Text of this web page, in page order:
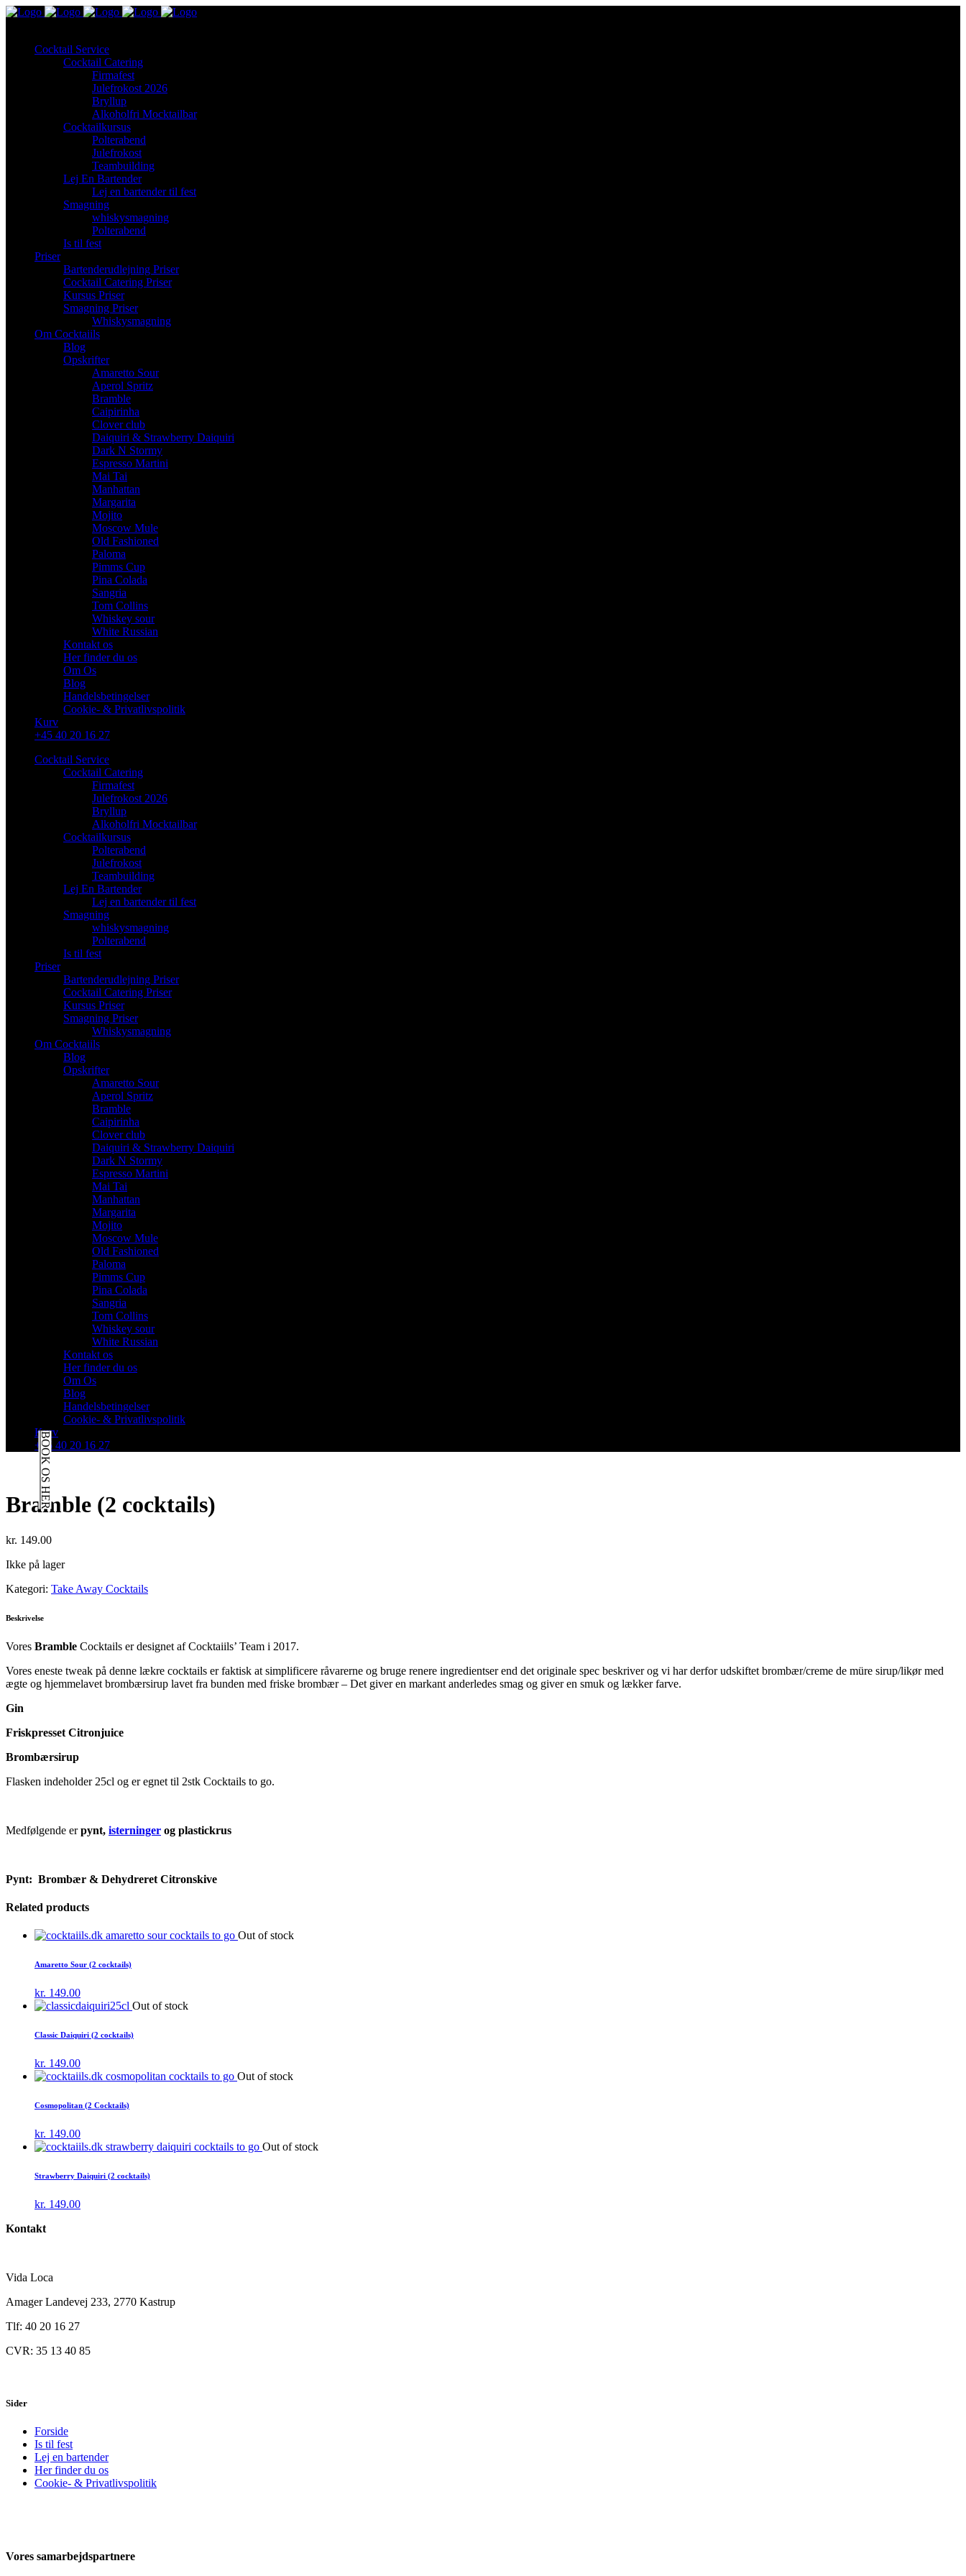
Cocktail Service
Cocktail Catering
Firmafest
Julefrokost 2026
Bryllup
Alkoholfri Mocktailbar
Cocktailkursus
Polterabend
Julefrokost
Teambuilding
Lej En Bartender
Lej en bartender til fest
Smagning
whiskysmagning
Polterabend
Is til fest
Priser
Bartenderudlejning Priser
Cocktail Catering Priser
Kursus Priser
Smagning Priser
Whiskysmagning
Om Cocktaiils
Blog
Opskrifter
Amaretto Sour
Aperol Spritz
Bramble
Caipirinha
Clover club
Daiquiri & Strawberry Daiquiri
Dark N Stormy
Espresso Martini
Mai Tai
Manhattan
Margarita
Mojito
Moscow Mule
Old Fashioned
Paloma
Pimms Cup
Pina Colada
Sangria
Tom Collins
Whiskey sour
White Russian
Kontakt os
Her finder du os
Om Os
Blog
Handelsbetingelser
Cookie- & Privatlivspolitik
Kurv
+45 40 20 16 27
Cocktail Service
Cocktail Catering
Firmafest
Julefrokost 2026
Bryllup
Alkoholfri Mocktailbar
Cocktailkursus
Polterabend
Julefrokost
Teambuilding
Lej En Bartender
Lej en bartender til fest
Smagning
whiskysmagning
Polterabend
Is til fest
Priser
Bartenderudlejning Priser
Cocktail Catering Priser
Kursus Priser
Smagning Priser
Whiskysmagning
Om Cocktaiils
Blog
Opskrifter
Amaretto Sour
Aperol Spritz
Bramble
Caipirinha
Clover club
Daiquiri & Strawberry Daiquiri
Dark N Stormy
Espresso Martini
Mai Tai
Manhattan
Margarita
Mojito
Moscow Mule
Old Fashioned
Paloma
Pimms Cup
Pina Colada
Sangria
Tom Collins
Whiskey sour
White Russian
Kontakt os
Her finder du os
Om Os
Blog
Handelsbetingelser
Cookie- & Privatlivspolitik
Kurv
+45 40 20 16 27
BOOK OS HER
Bramble (2 cocktails)
kr. 149.00
Ikke på lager
Kategori: Take Away Cocktails
Beskrivelse
Vores Bramble Cocktails er designet af Cocktaiils’ Team i 2017.
Vores eneste tweak på denne lækre cocktails er faktisk at simplificere råvarerne og bruge renere ingredientser end det originale spec beskriver og vi har derfor udskiftet brombær/creme de müre sirup/likør med
ægte og hjemmelavet brombærsirup lavet fra bunden med friske brombær – Det giver en markant anderledes smag og giver en smuk og lækker farve.
Gin
Friskpresset Citronjuice
Brombærsirup
Flasken indeholder 25cl og er egnet til 2stk Cocktails to go.
Medfølgende erpynt, isterninger og plastickrus
Pynt: Brombær & Dehydreret Citronskive
Related products
Out of stock
Amaretto Sour (2 cocktails)
kr. 149.00
Out of stock
Classic Daiquiri (2 cocktails)
kr. 149.00
Out of stock
Cosmopolitan (2 Cocktails)
kr. 149.00
Out of stock
Strawberry Daiquiri (2 cocktails)
kr. 149.00
Kontakt
Vida Loca
Amager Landevej 233, 2770 Kastrup
Tlf: 40 20 16 27
CVR: 35 13 40 85
Sider
Forside
Is til fest
Lej en bartender
Her finder du os
Cookie- & Privatlivspolitik
Vores samarbejdspartnere